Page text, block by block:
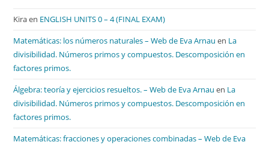
Kiraen ENGLISH UNITS 0 – 4 (FINAL EXAM)
Matemáticas: los números naturales – Web de Eva Arnau en La
divisibilidad. Números primos y compuestos. Descomposición en
factores primos.
Álgebra: teoría y ejercicios resueltos. – Web de Eva Arnau en La
divisibilidad. Números primos y compuestos. Descomposición en
factores primos.
Matemáticas: fracciones y operaciones combinadas – Web de Eva